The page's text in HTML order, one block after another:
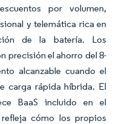
por volumen,
y telemática rica en
de la batería. Los
precisión el ahorro del 8-
alcanzable cuando el
carga rápida híbrida. El
BaaS incluido en el
cómo los propios